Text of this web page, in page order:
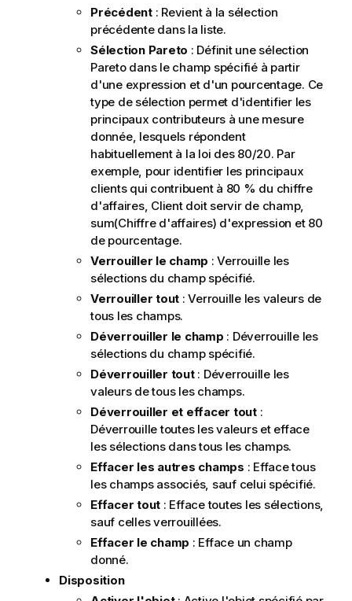
Précédent: Revient à la sélection
précédente dans la liste.
Sélection Pareto : Définit une sélection
Pareto dans le champ spécifié à partir
d'une expression et d'un pourcentage. Ce
type de sélection permet d'identifier les
principaux contributeurs à une mesure
donnée, lesquels répondent
habituellement à la loi des 80/20. Par
exemple, pour identifier les principaux
clients qui contribuent à 80 % du chiffre
d'affaires, Client doit servir de champ,
sum(Chiffre d'affaires) d'expression et 80
de pourcentage.
Verrouiller le champ : Verrouille les
sélections du champ spécifié.
Verrouiller tout : Verrouille les valeurs de
tous les champs.
Déverrouiller le champ : Déverrouille les
sélections du champ spécifié.
Déverrouiller tout: Déverrouille les
valeurs de tous les champs.
Déverrouiller et effacer tout:
Déverrouille toutes les valeurs et efface
les sélections dans tous les champs.
Effacer les autres champs : Efface tous
les champs associés, sauf celui spécifié.
Effacer tout : Efface toutes les sélections,
sauf celles verrouillées.
Effacer le champ : Efface un champ
donné.
Disposition